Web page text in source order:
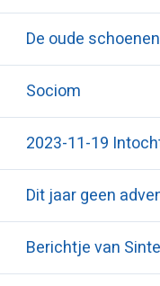
De oude
Sociom
2023-11-19
Dit jaar geen
Berichtje van